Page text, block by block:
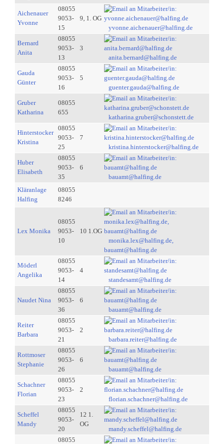
Aichenauer
Yvonne
08055
9053-
15
9, 1. OG
yvonne.aichenauer@halfing.de
Bernard
Anita
08055
9053-
13
3
anita.bernard@halfing.de
Gauda
Günter
08055
9053-
16
5
guenter.gauda@halfing.de
Gruber
Katharina
08055
655
katharina.gruber@schonstett.de
Hinterstocker
Kristina
08055
9053-
25
7
kristina.hinterstocker@halfing.de
Huber
Elisabeth
08055
9053-
35
6
bauamt@halfing.de
Kläranlage
Halfing
08055
8246
Lex Monika
08055
9053-
10
10 1.OG
monika.lex@halfing.de,
bauamt@halfing.de
Möderl
Angelika
08055
9053-
14
4
standesamt@halfing.de
Naudet Nina
08055
9053-
36
6
bauamt@halfing.de
Reiter
Barbara
08055
9053-
21
2
barbara.reiter@halfing.de
Rottmoser
Stephanie
08055
9053-
26
6
bauamt@halfing.de
Schachner
Florian
08055
9053-
23
2
florian.schachner@halfing.de
Scheffel
Mandy
08055
9053-
20
12 1.
OG
mandy.scheffel@halfing.de
08055